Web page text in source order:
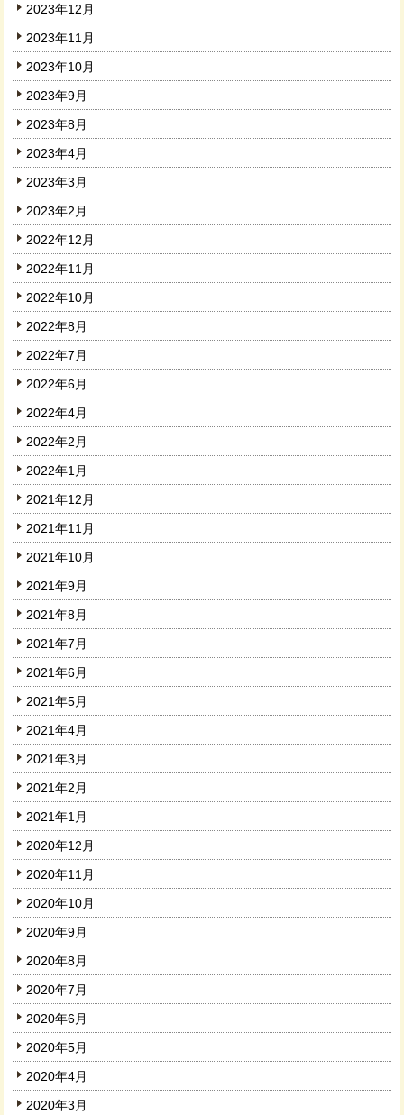
2023年12月
2023年11月
2023年10月
2023年9月
2023年8月
2023年4月
2023年3月
2023年2月
2022年12月
2022年11月
2022年10月
2022年8月
2022年7月
2022年6月
2022年4月
2022年2月
2022年1月
2021年12月
2021年11月
2021年10月
2021年9月
2021年8月
2021年7月
2021年6月
2021年5月
2021年4月
2021年3月
2021年2月
2021年1月
2020年12月
2020年11月
2020年10月
2020年9月
2020年8月
2020年7月
2020年6月
2020年5月
2020年4月
2020年3月